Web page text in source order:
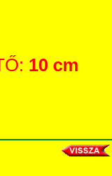
10 cm